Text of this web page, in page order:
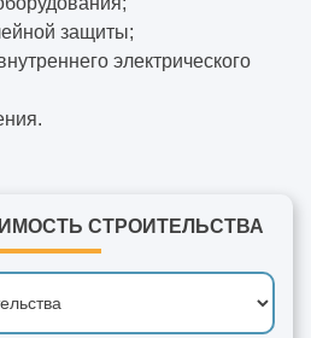
защиты;
электрического
СТРОИТЕЛЬСТВА